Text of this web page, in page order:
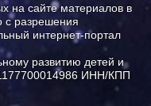
на сайте материалов в
с разрешения
интернет-портал
развитию детей и
ИНН/КПП